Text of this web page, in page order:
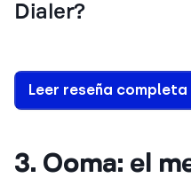
Dialer?
Leer reseña completa
3. Ooma: el